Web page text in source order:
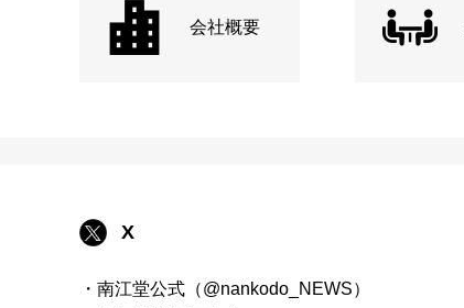
会社概要
X
・南江堂公式（@nankodo_NEWS）